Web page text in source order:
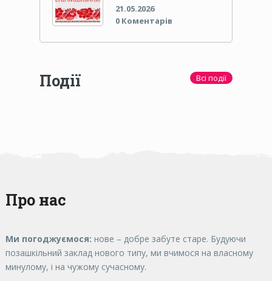
21.05.2026
0 Коментарів
Події Всі події
Про нас
Ми погоджуємося: нове – добре забуте старе. Будуючи
позашкільний заклад нового типу, ми вчимося на власному
минулому, і на чужому сучасному.